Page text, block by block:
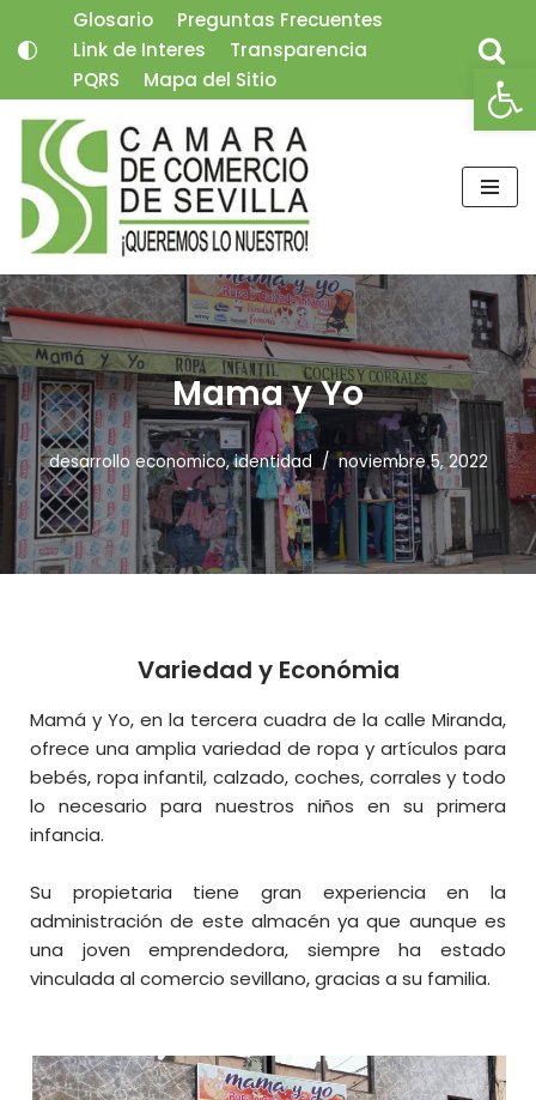
Saltar
contenido
Glosario
Preguntas Frecuentes
Link de Interes
Transparencia
PQRS
Mapa del Sitio
Mama y Yo
desarrollo economico,identidad noviembre 5, 2022
Variedad y Económia
Mamá y Yo, en la tercera cuadra de la calle Miranda,
ofrece una amplia variedad de ropa y artículos para
bebés, ropa infantil, calzado, coches, corrales y todo
lo necesario para nuestros niños en su primera
infancia.
Su propietaria tiene gran experiencia en la
administración de este almacén ya que aunque es
una joven emprendedora, siempre ha estado
vinculada al comercio sevillano, gracias a su familia.